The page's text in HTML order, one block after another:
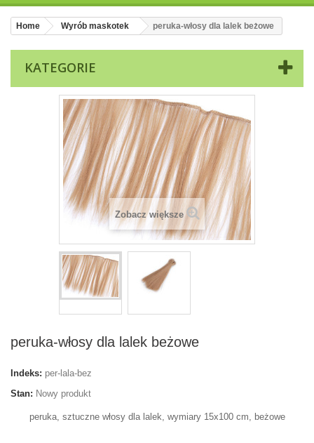
Home Wyrób maskotek peruka-włosy dla lalek beżowe
KATEGORIE
Zobacz większe
peruka-włosy dla lalek beżowe
Indeks: per-lala-bez
Stan: Nowy produkt
peruka, sztuczne włosy dla lalek, wymiary 15x100 cm, beżowe